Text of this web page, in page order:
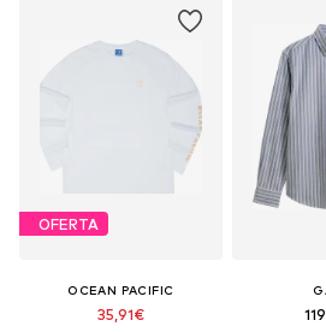
OFERTA
OCEAN PACIFIC
35,91€